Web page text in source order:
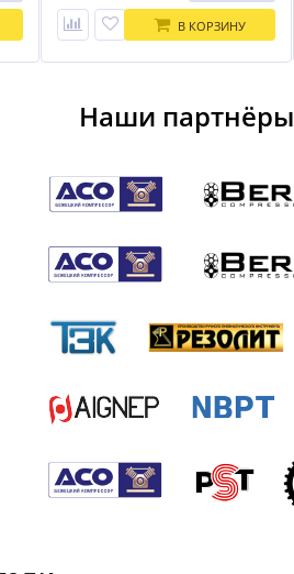
В КОРЗИНУ
Наши партнёры